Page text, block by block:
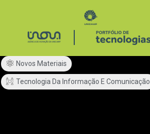
Novos Materiais
Tecnologia Da Informação E Comunicação